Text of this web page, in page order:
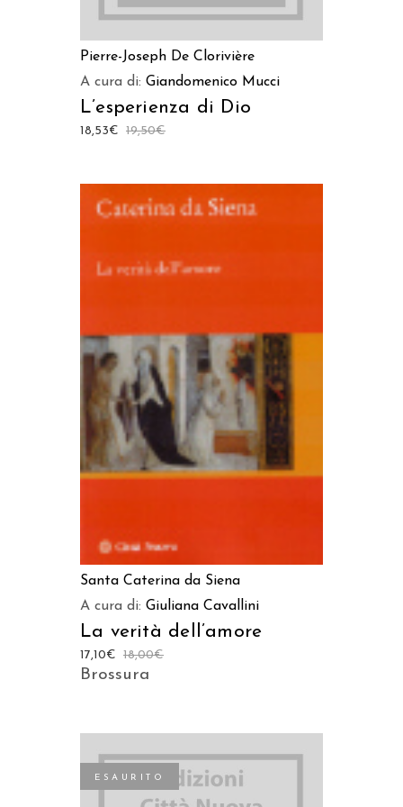
Pierre-Joseph De Clorivière
A cura di: Giandomenico Mucci
L’esperienza di Dio
19,50€
18,53€
AGGIUNGI AL CARRELLO
Santa Caterina da Siena
A cura di: Giuliana Cavallini
La verità dell’amore
18,00€
17,10€
Brossura
ESAURITO